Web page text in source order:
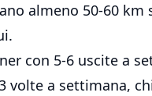
almeno 50-60
con 5-6 uscite a
volte a settimana,